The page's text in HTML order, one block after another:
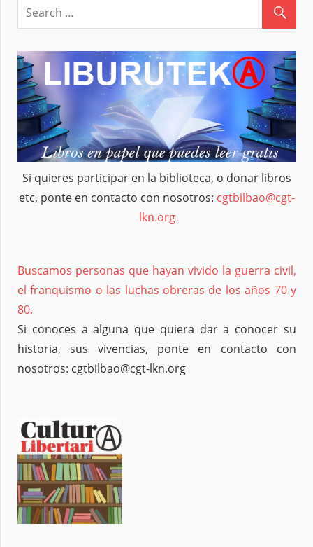
entradas
Si quieres participar en la biblioteca, o donar libros
etc, ponte en contacto con nosotros: cgtbilbao@cgt-
lkn.org
Buscamos personas que hayan vivido la guerra civil,
el franquismo o las luchas obreras de los años 70 y
80.
Si conoces a alguna que quiera dar a conocer su
historia, sus vivencias, ponte en contacto con
nosotros: cgtbilbao@cgt-lkn.org